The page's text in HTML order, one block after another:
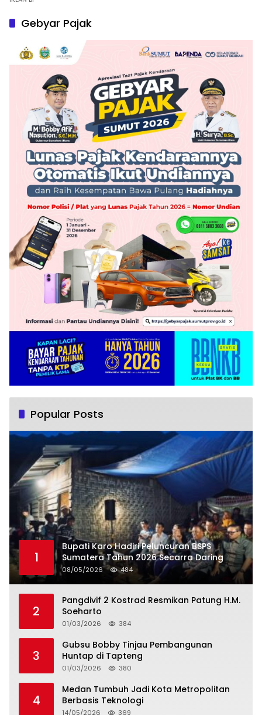
Gebyar Pajak
Popular Posts
1
Bupati Karo Hadiri Peluncuran BSPS
Sumatera Tahun 2026 Secarra Daring
08/05/2026 484
2
Pangdivif 2 Kostrad Resmikan Patung H.M.
Soeharto
01/03/2026 384
3
Gubsu Bobby Tinjau Pembangunan
Huntap di Tapteng
01/03/2026 380
4
Medan Tumbuh Jadi Kota Metropolitan
Berbasis Teknologi
14/05/2026 369